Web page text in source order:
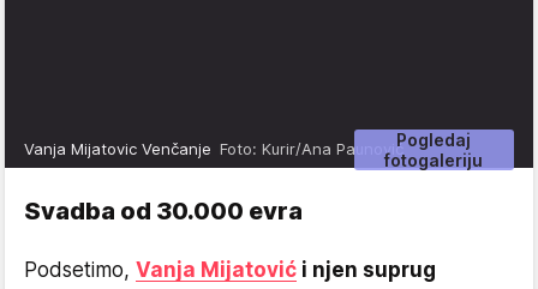
Pogledaj
fotogaleriju
Vanja Mijatovic Venčanje Foto: Kurir/Ana Paunović
Svadba od 30.000 evra
Podsetimo, Vanja Mijatović i njen suprug